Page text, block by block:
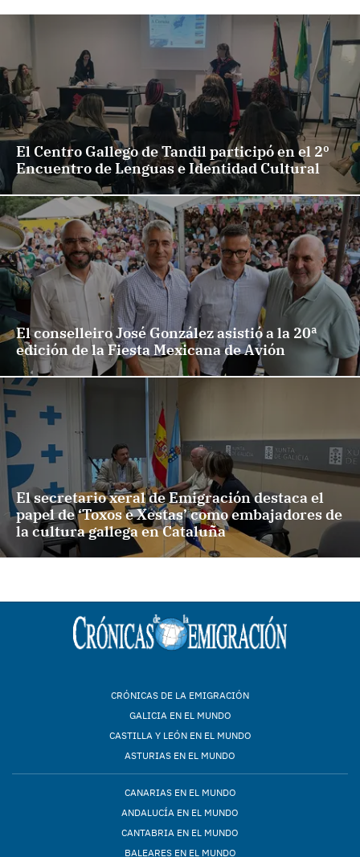
El Centro Gallego de Tandil participó en el 2º
Encuentro de Lenguas e Identidad Cultural
El conselleiro José González asistió a la 20ª
edición de la Fiesta Mexicana de Avión
El secretario xeral de Emigración destaca el
papel de ‘Toxos e Xestas’ como embajadores de
la cultura gallega en Cataluña
CRÓNICAS DE LA EMIGRACIÓN
GALICIA EN EL MUNDO
CASTILLA Y LEÓN EN EL MUNDO
ASTURIAS EN EL MUNDO
CANARIAS EN EL MUNDO
ANDALUCÍA EN EL MUNDO
CANTABRIA EN EL MUNDO
BALEARES EN EL MUNDO